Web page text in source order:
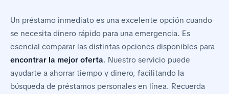
Un préstamo inmediato es una excelente opción cuando
se necesita dinero rápido para una emergencia. Es
esencial comparar las distintas opciones disponibles para
encontrar la mejor oferta. Nuestro servicio puede
ayudarte a ahorrar tiempo y dinero, facilitando la
búsqueda de préstamos personales en línea. Recuerda